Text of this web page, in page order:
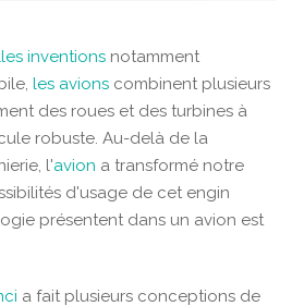
inventions notamment
les avions combinent plusieurs
des roues et des turbines à
robuste. Au-delà de la
l'avion a transformé notre
d'usage de cet engin
présentent dans un avion est
a fait plusieurs conceptions de